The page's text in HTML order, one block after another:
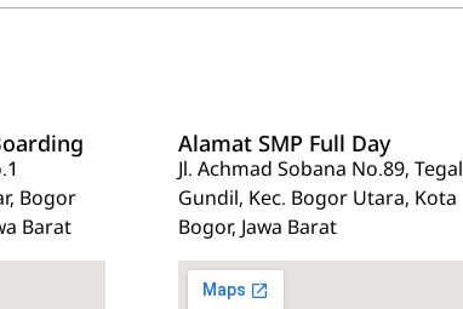
Bogor
Barat
Alamat SMP Full Day
Jl. Achmad Sobana No.89, Tegal
Gundil, Kec. Bogor Utara, Kota
Bogor, Jawa Barat